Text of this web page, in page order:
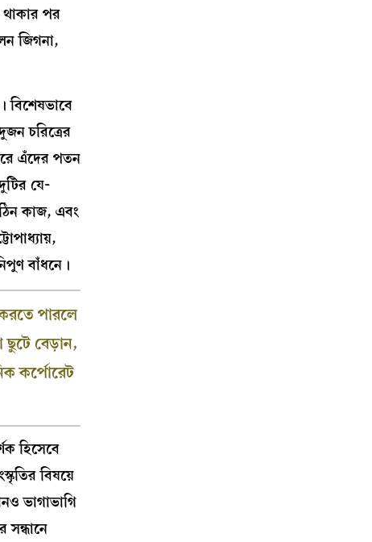
থাকার পর
জিগনা,
বিশেষভাবে
চরিত্রের
এঁদের পতন
যে-
কাজ, এবং
বাঁধনে।
পারলে
বেড়ান,
কর্পোরেট
হিসেবে
বিষয়ে
ভাগাভাগি